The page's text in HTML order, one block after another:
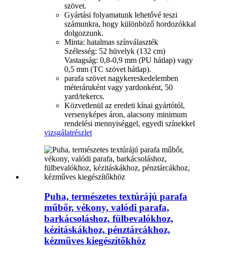
szövet.
Gyártási folyamatunk lehetővé teszi
számunkra, hogy különböző hordozókkal
dolgozzunk.
Minta: hatalmas színválaszték
Szélesség: 52 hüvelyk (132 cm)
Vastagság: 0,8-0,9 mm (PU hátlap) vagy
0,5 mm (TC szövet hátlap).
parafa szövet nagykereskedelemben
méteráruként vagy yardonként, 50
yard/tekercs.
Közvetlenül az eredeti kínai gyártótól,
versenyképes áron, alacsony minimum
rendelési mennyiséggel, egyedi színekkel
vizsgálatrészlet
Puha, természetes textúrájú parafa
műbőr, vékony, valódi parafa,
barkácsoláshoz, fülbevalókhoz,
kézitáskákhoz, pénztárcákhoz,
kézműves kiegészítőkhöz